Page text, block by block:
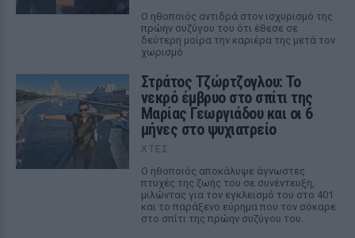
Ο ηθοποιός αντιδρά στον ισχυρισμό της
πρώην συζύγου του ότι έθεσε σε
δεύτερη μοίρα την καριέρα της μετά τον
χωρισμό
Στράτος Τζώρτζογλου: Το
νεκρό έμβρυο στο σπίτι της
Μαρίας Γεωργιάδου και οι 6
μήνες στο ψυχιατρείο
ΧΤΕΣ
Ο ηθοποιός αποκάλυψε άγνωστες
πτυχές της ζωής του σε συνέντευξη,
μιλώντας για τον εγκλεισμό του στο 401
και το παράξενο εύρημα που τον σόκαρε
στο σπίτι της πρώην συζύγου του.